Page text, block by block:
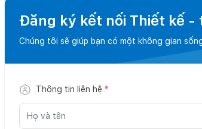
Đăng ký kết nối Thiết kế -
Chúng tôi sẽ giúp bạn có một không gian
Thông tin liên hệ *